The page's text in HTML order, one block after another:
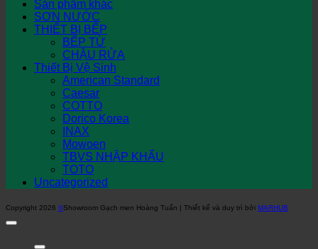
Sản phẩm khác
SƠN NƯỚC
THIẾT BỊ BẾP
BẾP TỪ
CHẬU RỬA
Thiết Bị Vệ Sinh
American Standard
Caesar
COTTO
Dorico Korea
INAX
Mowoen
TBVS NHẬP KHẨU
TOTO
Uncategorized
Copyright 2026 ©Showroom Gạch men Hoàng Tuấn | Thiết kế và duy trì bởi MARHUB